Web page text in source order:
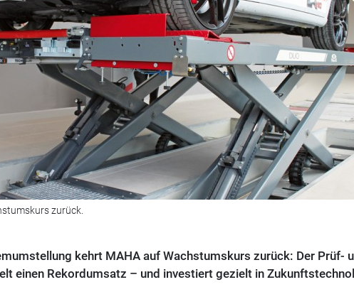
zurück.
kehrt MAHA auf Wachstumskurs zurück: Der Prüf-
einen Rekordumsatz – und investiert gezielt in